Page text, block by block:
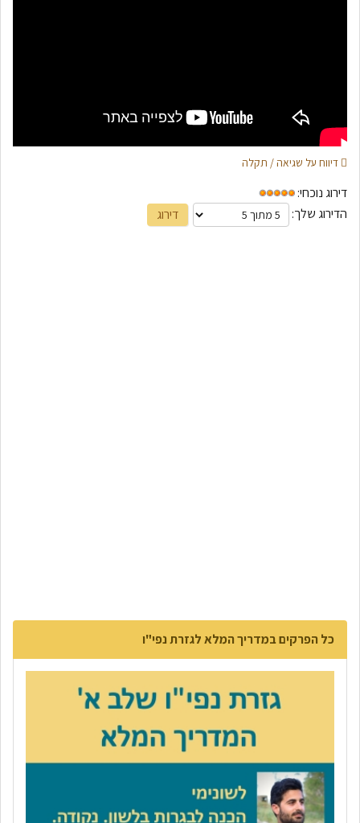
דיווח על שגיאה / תקלה
דירוג נוכחי:
הדירוג שלך:
כל הפרקים במדריך המלא לגזרת נפי"ו